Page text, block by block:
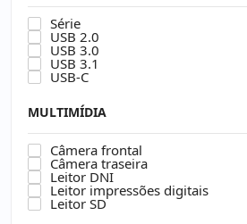
Série
USB 2.0
USB 3.0
USB 3.1
USB-C
MULTIMÍDIA
Câmera frontal
Câmera traseira
Leitor DNI
Leitor impressões digitais
Leitor SD